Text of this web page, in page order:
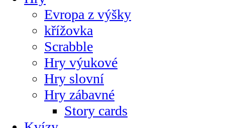
Evropa z výšky
křížovka
Scrabble
Hry výukové
Hry slovní
Hry zábavné
Story cards